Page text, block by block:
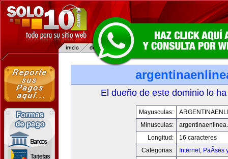
El dueño de este dominio lo
Mayusculas:
Minusculas:
Longitud:
16 caracteres
Categorias:
Internet, PaÃ­ses